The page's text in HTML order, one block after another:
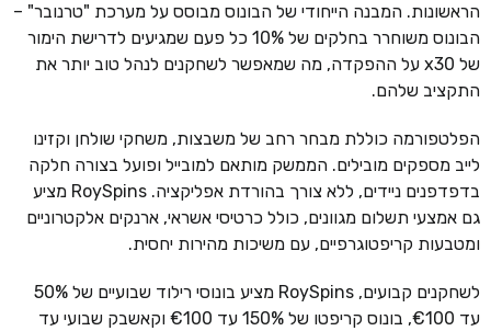
הראשונות. המבנה הייחודי של הבונוס מבוסס על מערכת "טרנובר" –
הבונוס משוחרר בחלקים של 10% כל פעם שמגיעים לדרישת הימור
של x30 על ההפקדה, מה שמאפשר לשחקנים לנהל טוב יותר את
התקציב שלהם.
הפלטפורמה כוללת מבחר רחב של משבצות, משחקי שולחן וקזינו
לייב מספקים מובילים. הממשק מותאם למובייל ופועל בצורה חלקה
בדפדפנים ניידים, ללא צורך בהורדת אפליקציה. RoySpins מציע
גם אמצעי תשלום מגוונים, כולל כרטיסי אשראי, ארנקים אלקטרוניים
ומטבעות קריפטוגרפיים, עם משיכות מהירות יחסית.
לשחקנים קבועים, RoySpins מציע בונוסי רילוד שבועיים של 50%
עד €100, בונוס קריפטו של 150% עד €100 וקאשבק שבועי עד